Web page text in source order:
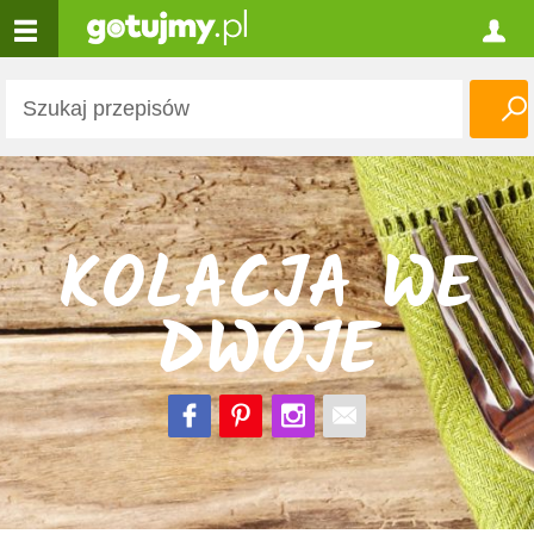
KOLACJA WE
DWOJE